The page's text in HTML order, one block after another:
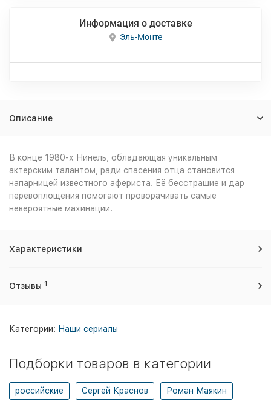
Информация о доставке
Эль-Монте
Описание
В конце 1980-х Нинель, обладающая уникальным
актерским талантом, ради спасения отца становится
напарницей известного афериста. Её бесстрашие и дар
перевоплощения помогают проворачивать самые
невероятные махинации.
Характеристики
Отзывы 1
Категории: Наши сериалы
Подборки товаров в категории
российские Сергей Краснов Роман Маякин